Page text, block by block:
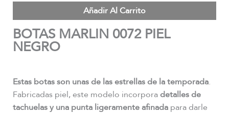
Añadir Al Carrito
BOTAS MARLIN 0072 PIEL
NEGRO
Estas botas son unas de las estrellas de la temporada.
Fabricadas piel, este modelo incorporadetalles de
tachuelas y una punta ligeramente afinadapara darle